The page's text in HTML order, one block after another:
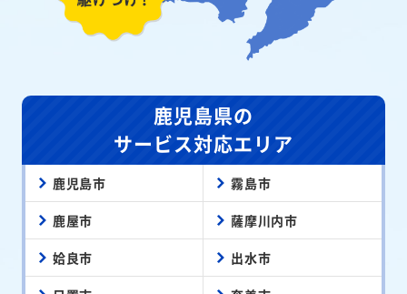
鹿児島県の
サービス対応エリア
鹿児島市 霧島市
鹿屋市 薩摩川内市
姶良市 出水市